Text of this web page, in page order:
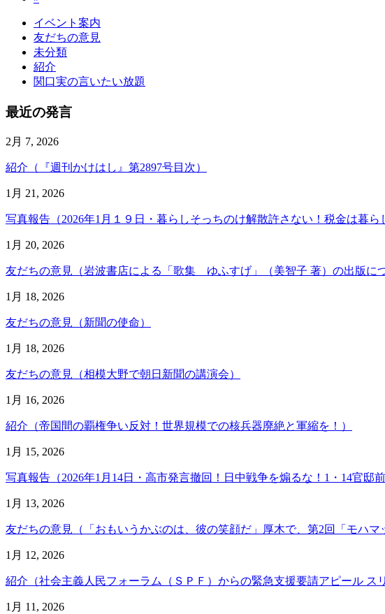
送
り
ー
ジ
ー
ジ
ー
ジ
イベント案内
友だちの意見
未分類
紹介
関口実の言いたい放題
最近の発言
2月 7, 2026
紹介（『週刊かけはし』第2897号目次）
1月 21, 2026
写真報告（2026年1月１９日・暮らしそっちのけ解散許さない！税金は暮
1月 20, 2026
友だちの意見（岩波書店による「歌集 ゆふすげ」（美智子 著）の出版につ
1月 18, 2026
友だちの意見（新聞の使命）
1月 18, 2026
友だちの意見（相模大野で朝日新聞の講演会）
1月 16, 2026
紹介（帝国間の覇権争い反対！世界規模での核兵器廃絶と軍縮を！）
1月 15, 2026
写真報告（2026年1月14日・高市発言撤回！日中戦争を煽るな！1・14官邸前
1月 13, 2026
友だちの意見（「おもいうかぶのは、彼の笑顔だ」厚木で、第2回「モハ
1月 12, 2026
紹介（社会主義人民フォーラム（ＳＰＦ）からの緊急支援要請アピール
1月 11, 2026